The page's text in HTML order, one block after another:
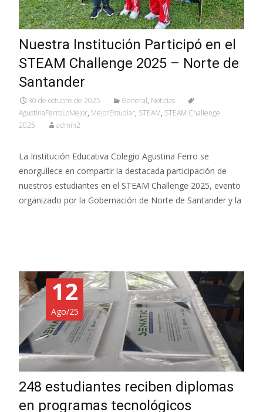
Nuestra Institución Participó en el
STEAM Challenge 2025 – Norte de
Santander
30 de octubre de 2025 General, Noticias
AgustinaFerroLoMejor, MejorEstudiar, STEAM, STEAM Challenge
2025
admin2
La Institución Educativa Colegio Agustina Ferro se
enorgullece en compartir la destacada participación de
nuestros estudiantes en el STEAM Challenge 2025, evento
organizado por la Gobernación de Norte de Santander y la
12
Ago/25
248 estudiantes reciben diplomas
en programas tecnológicos